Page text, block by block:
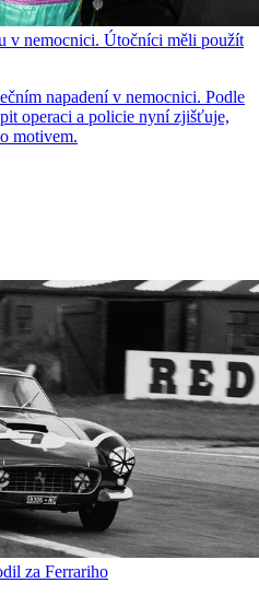
v nemocnici. Útočníci měli použít
napadení v nemocnici. Podle
operaci a policie nyní zjišťuje,
motivem.
za Ferrariho